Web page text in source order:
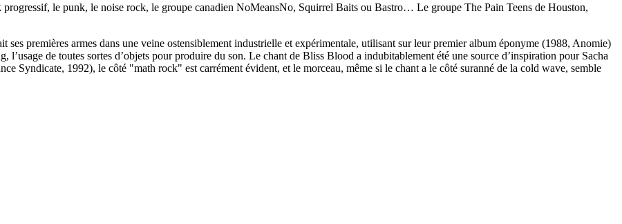
le punk, le noise rock, le groupe canadien NoMeansNo, Squirrel Baits ou Bastro… Le groupe The Pain Teens de Houston,
ses premières armes dans une veine ostensiblement industrielle et expérimentale, utilisant sur leur premier album éponyme (1988, Anomie)
l’usage de toutes sortes d’objets pour produire du son. Le chant de Bliss Blood a indubitablement été une source d’inspiration pour Sacha
Syndicate, 1992), le côté "math rock" est carrément évident, et le morceau, même si le chant a le côté suranné de la cold wave, semble